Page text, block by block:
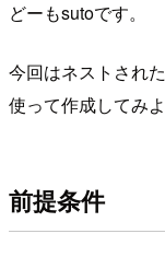
どーもsutoです。
今回はネストされ
使って作成してみ
前提条件